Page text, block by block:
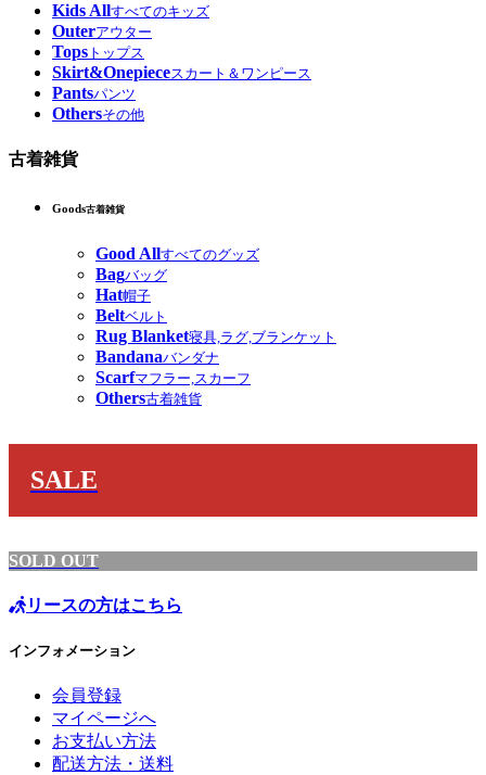
Kids Allすべてのキッズ
Outerアウター
Tops トップス
Skirt&Onepieceスカート＆ワンピース
Pantsパンツ
Othersその他
古着雑貨
Goods古着雑貨
Good Allすべてのグッズ
Bagバッグ
Hat帽子
Beltベルト
Rug Blanket寝具,ラグ,ブランケット
Bandanaバンダナ
Scarfマフラー,スカーフ
Others古着雑貨
SALE
SOLD OUT
リースの方はこちら
インフォメーション
会員登録
マイページへ
お支払い方法
配送方法・送料